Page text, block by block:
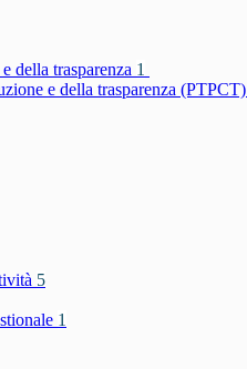
della trasparenza 1
e della trasparenza (PTPCT)
5
1